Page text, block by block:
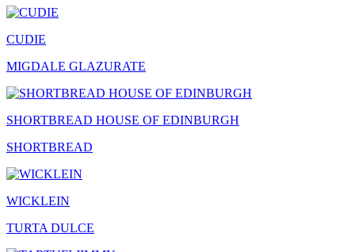
CUDIE
MIGDALE GLAZURATE
SHORTBREAD HOUSE OF EDINBURGH
SHORTBREAD
WICKLEIN
TURTA DULCE